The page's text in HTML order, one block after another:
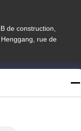
de construction,
rue de